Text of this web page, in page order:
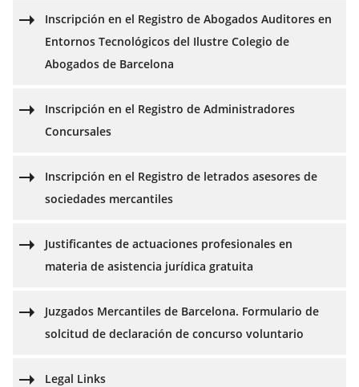
Inscripción en el Registro de Abogados Auditores en
Entornos Tecnológicos del Ilustre Colegio de
Abogados de Barcelona
Inscripción en el Registro de Administradores
Concursales
Inscripción en el Registro de letrados asesores de
sociedades mercantiles
Justificantes de actuaciones profesionales en
materia de asistencia jurídica gratuita
Juzgados Mercantiles de Barcelona. Formulario de
solcitud de declaración de concurso voluntario
Legal Links